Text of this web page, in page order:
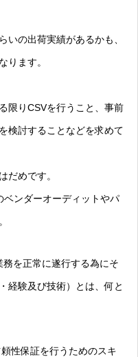
いの出荷実績があるかも、
ります。
限りCSVを行うこと、事前
検討することなどを求めて
だめです。
ンダーオーディットやパ
務を正常に遂行する為にそ
経験及び技術）とは、何と
性保証を行うためのスキ